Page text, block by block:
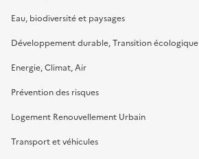
Eau, biodiversité et paysages
Développement durable, Transition écologique
Energie, Climat, Air
Prévention des risques
Logement Renouvellement Urbain
Transport et véhicules